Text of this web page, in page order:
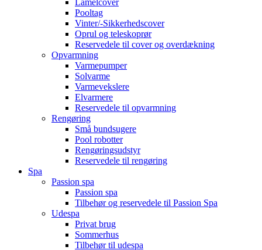
Lamelcover
Pooltag
Vinter/-Sikkerhedscover
Oprul og teleskoprør
Reservedele til cover og overdækning
Opvarmning
Varmepumper
Solvarme
Varmevekslere
Elvarmere
Reservedele til opvarmning
Rengøring
Små bundsugere
Pool robotter
Rengøringsudstyr
Reservedele til rengøring
Spa
Passion spa
Passion spa
Tilbehør og reservedele til Passion Spa
Udespa
Privat brug
Sommerhus
Tilbehør til udespa